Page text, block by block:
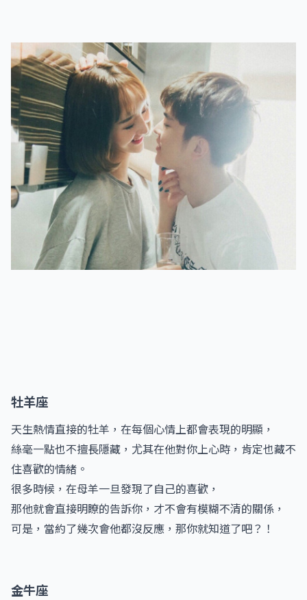
牡羊座
天生熱情直接的牡羊，在每個心情上都會表現的明顯，
絲毫一點也不擅長隱藏，尤其在他對你上心時，肯定也藏不
住喜歡的情緒。
很多時候，在母羊一旦發現了自己的喜歡，
那他就會直接明瞭的告訴你，才不會有模糊不清的關係，
可是，當約了幾次會他都沒反應，那你就知道了吧？！
金牛座